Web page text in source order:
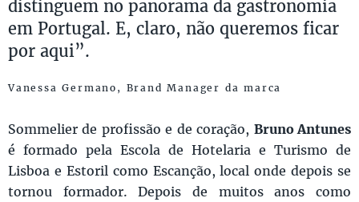
distinguem no panorama da gastronomia
em Portugal. E, claro, não queremos ficar
por aqui”.
Vanessa Germano, Brand Manager da marca
Sommelier de profissão e de coração, Bruno Antunes
é formado pela Escola de Hotelaria e Turismo de
Lisboa e Estoril como Escanção, local onde depois se
tornou formador. Depois de muitos anos como